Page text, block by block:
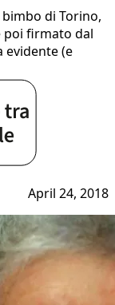
bimbo di Torino,
poi firmato dal
evidente (e
April 24, 2018